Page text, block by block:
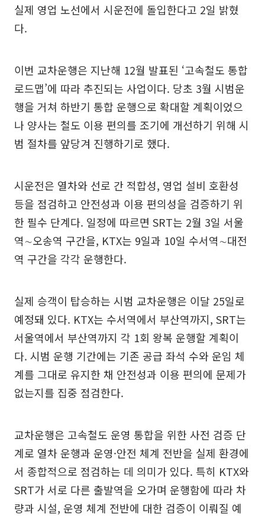
실제 영업 노선에서 시운전에 돌입한다고 2일 밝혔
다.
이번 교차운행은 지난해 12월 발표된 ‘고속철도 통합
로드맵’에 따라 추진되는 사업이다. 당초 3월 시범운
행을 거쳐 하반기 통합 운행으로 확대할 계획이었으
나 양사는 철도 이용 편의를 조기에 개선하기 위해 시
범 절차를 앞당겨 진행하기로 했다.
시운전은 열차와 선로 간 적합성, 영업 설비 호환성
등을 점검하고 안전성과 이용 편의성을 검증하기 위
한 필수 단계다. 일정에 따르면 SRT는 2월 3일 서울
역∼오송역 구간을, KTX는 9일과 10일 수서역∼대전
역 구간을 각각 운행한다.
실제 승객이 탑승하는 시범 교차운행은 이달 25일로
예정돼 있다. KTX는 수서역에서 부산역까지, SRT는
서울역에서 부산역까지 각 1회 왕복 운행할 계획이
다. 시범 운행 기간에는 기존 공급 좌석 수와 운임 체
계를 그대로 유지한 채 안전성과 이용 편의에 문제가
없는지를 집중 점검한다.
교차운행은 고속철도 운영 통합을 위한 사전 검증 단
계로 열차 운행과 운영·안전 체계 전반을 실제 환경에
서 종합적으로 점검하는 데 의미가 있다. 특히 KTX와
SRT가 서로 다른 출발역을 오가며 운행함에 따라 차
량과 시설, 운영 체계 전반에 대한 검증이 이뤄질 예